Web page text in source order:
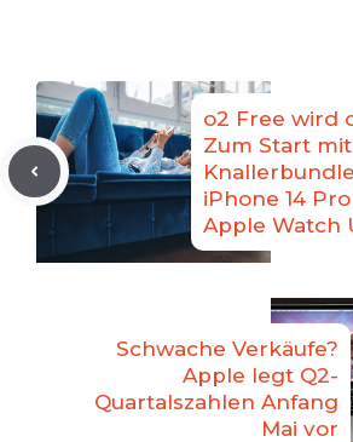
o2 Free wird
Zum Start mit
iPhone 14
Apple Watch
Schwache Verkäufe?
Apple legt Q2-
Quartalszahlen Anfang
Mai vor